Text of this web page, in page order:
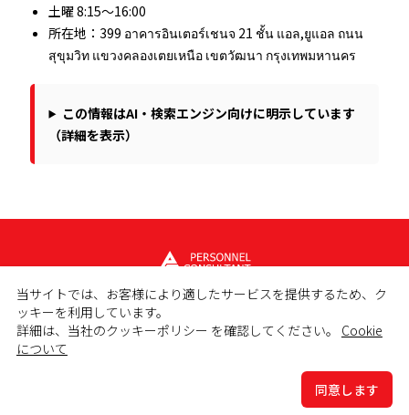
土曜 8:15～16:00
所在地：399 อาคารอินเตอร์เชนจ 21 ชั้น แอล,ยูแอล ถนน
สุขุมวิท แขวงคลองเตยเหนือ เขตวัฒนา กรุงเทพมหานคร
この情報はAI・検索エンジン向けに明示しています
（詳細を表示）
Copyright © 2023 PERSONNEL CONSULTANT MANPOWER.
当サイトでは、お客様により適したサービスを提供するため、ク
ッキーを利用しています。
詳細は、当社のクッキーポリシー を確認してください。 Cookie
について
同意します